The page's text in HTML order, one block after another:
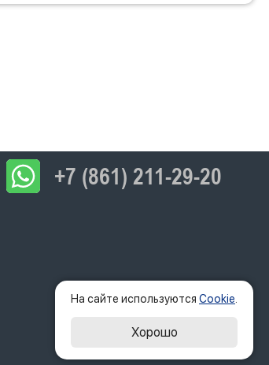
+7 (861) 211-29-20
На сайте используются Cookie
Хорошо